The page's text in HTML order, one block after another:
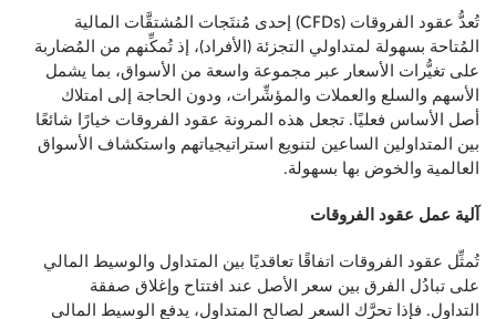
تُعدُّ عقود الفروقات (CFDs) إحدى مُنتَجات المُشتقَّات المالية
المُتاحة بسهولة لمتداولي التجزئة (الأفراد)، إذ تُمكِّنهم من المُضاربة
على تغيُّرات الأسعار عبر مجموعة واسعة من الأسواق، بما يشمل
الأسهم والسلع والعملات والمؤشِّرات، ودون الحاجة إلى امتلاك
أصل الأساس فعليًا. تجعل هذه المرونة عقود الفروقات خيارًا شائعًا
بين المتداولين الساعين لتنويع استراتيجياتهم واستكشاف الأسواق
العالمية والخوض بها بسهولة.
آلية عمل عقود الفروقات
تُمثِّل عقود الفروقات اتفاقًا تعاقديًا بين المتداول والوسيط المالي
على تبادُل الفرق بين سعر الأصل عند افتتاح وإغلاق صفقة
التداول. فإذا تحرَّك السعر لصالح المتداول، يدفع الوسيط المالي